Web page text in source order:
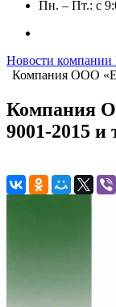
Пн. – Пт.: с
Новости компании
Компания ООО
Компания
9001-2015 и